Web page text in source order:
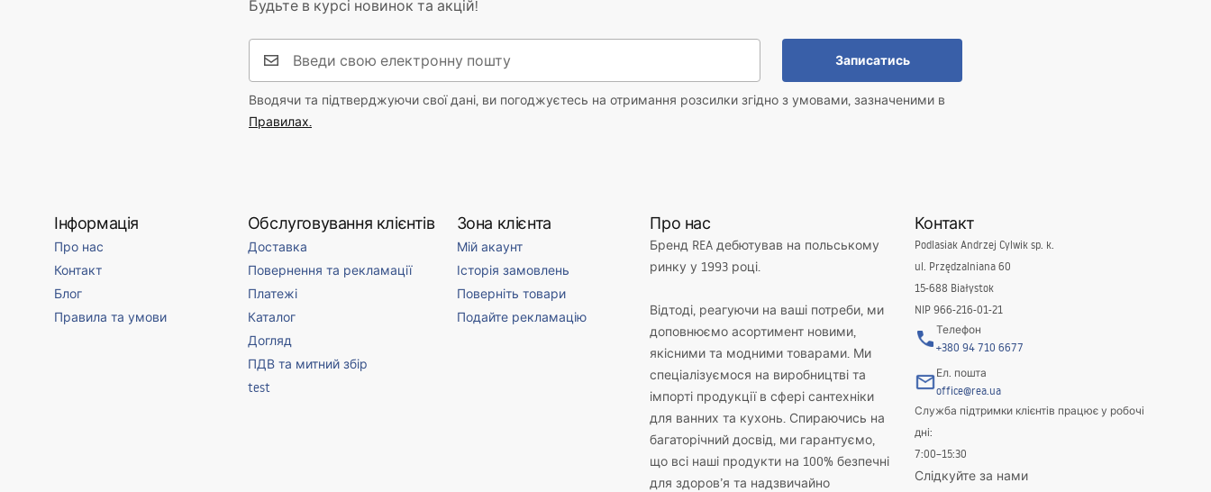
Будьте в курсі новинок та акцій!
Записатись
Вводячи та підтверджуючи свої дані, ви погоджуєтесь на отримання розсилки згідно з умовами, зазначеними в
Правилах.
Інформація
Про нас
Контакт
Блог
Правила та умови
Обслуговування клієнтів
Доставка
Повернення та рекламації
Платежі
Каталог
Догляд
ПДВ та митний збір
test
Зона клієнта
Мій акаунт
Історія замовлень
Поверніть товари
Подайте рекламацію
Про нас
Бренд REA дебютував на польському
ринку у 1993 році.
Відтоді, реагуючи на ваші потреби, ми
доповнюємо асортимент новими,
якісними та модними товарами. Ми
спеціалізуємося на виробництві та
імпорті продукції в сфері сантехніки
для ванних та кухонь. Спираючись на
багаторічний досвід, ми гарантуємо,
що всі наші продукти на 100% безпечні
для здоров’я та надзвичайно
Контакт
Podlasiak Andrzej Cylwik sp. k.
ul. Przędzalniana 60
15-688 Białystok
NIP 966-216-01-21
Телефон
+380 94 710 6677
Ел. пошта
office@rea.ua
Служба підтримки клієнтів працює у робочі
дні:
7:00–15:30
Слідкуйте за нами